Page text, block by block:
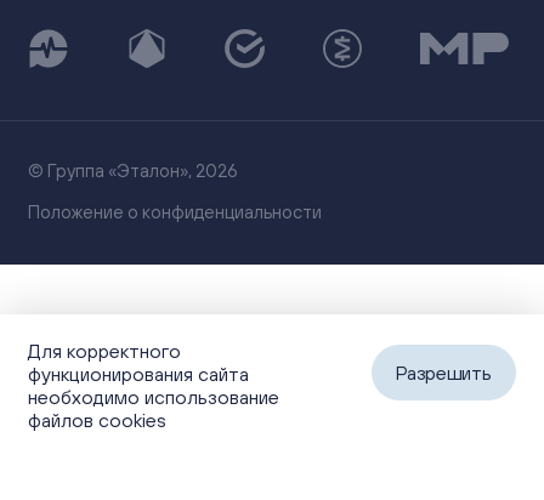
© Группа «Эталон», 2026
Положение о конфиденциальности
Для корректного
функционирования сайта
необходимо использование
файлов cookies
Разрешить